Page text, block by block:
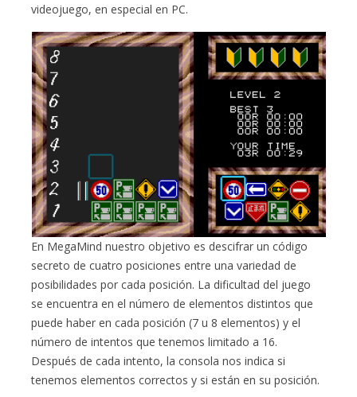
videojuego, en especial en PC.
En MegaMind nuestro objetivo es descifrar un código
secreto de cuatro posiciones entre una variedad de
posibilidades por cada posición. La dificultad del juego
se encuentra en el número de elementos distintos que
puede haber en cada posición (7 u 8 elementos) y el
número de intentos que tenemos limitado a 16.
Después de cada intento, la consola nos indica si
tenemos elementos correctos y si están en su posición.